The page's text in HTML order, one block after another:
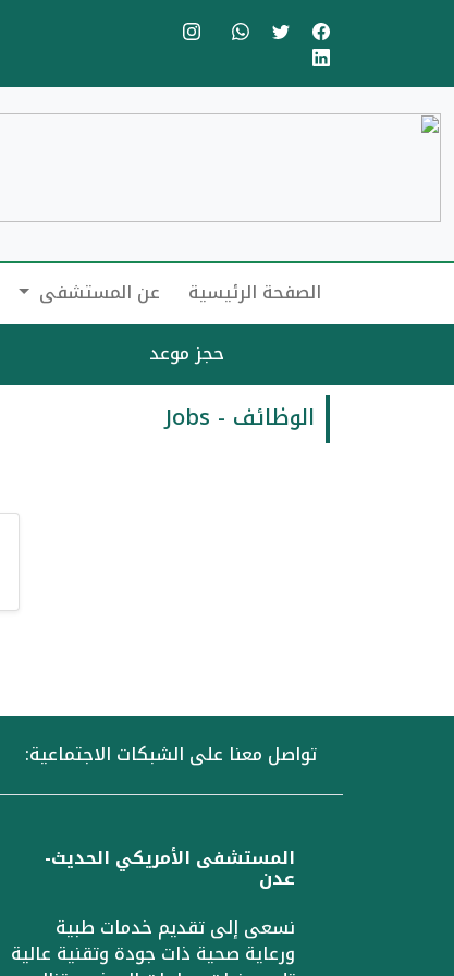
الصفحة الرئيسية عن المستشفى
حجز موعد
الوظائف - Jobs
تواصل معنا على الشبكات الاجتماعية:
المستشفى الأمريكي الحديث-
عدن
نسعى إلى تقديم خدمات طبية
ورعاية صحية ذات جودة وتقنية عالية